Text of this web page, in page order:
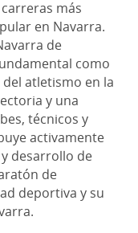
más
en Navarra.
de
como
atletismo en la
y una
técnicos y
activamente
desarrollo de
de
deportiva y su